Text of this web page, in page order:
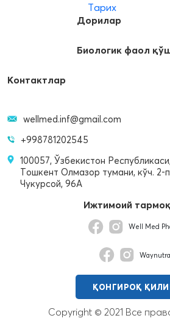
Тарих
Дорилар
Биологик фаол
Контактлар
wellmed.inf@gmail.com
+998781202545
100057, Ўзбекистон
Тошкент Олмазор тумани, кўч. 2-
Чукурсой, 96A
Ижтимоий
Well Med
Waynutra
ҚОНГИРОҚ
Copyright © 2021 Все